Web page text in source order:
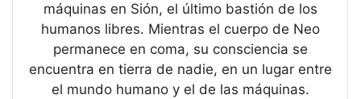
máquinas en Sión, el último bastión de los
humanos libres. Mientras el cuerpo de Neo
permanece en coma, su consciencia se
encuentra en tierra de nadie, en un lugar entre
el mundo humano y el de las máquinas.